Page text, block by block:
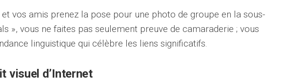
vos amis prenez la pose pour une photo de groupe en la sous-
», vous ne faites pas seulement preuve de camaraderie ; vous
linguistique qui célèbre les liens significatifs.
visuel d’Internet